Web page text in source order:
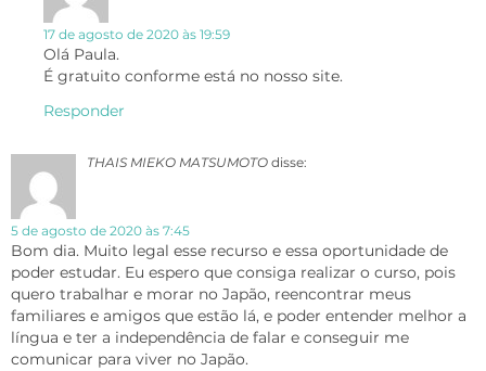
17 de agosto de 2020 às 19:59
Olá Paula.
É gratuito conforme está no nosso site.
Responder
THAIS MIEKO MATSUMOTO disse:
5 de agosto de 2020 às 7:45
Bom dia. Muito legal esse recurso e essa oportunidade de
poder estudar. Eu espero que consiga realizar o curso, pois
quero trabalhar e morar no Japão, reencontrar meus
familiares e amigos que estão lá, e poder entender melhor a
língua e ter a independência de falar e conseguir me
comunicar para viver no Japão.